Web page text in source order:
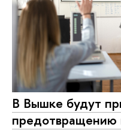
В Вышке будут